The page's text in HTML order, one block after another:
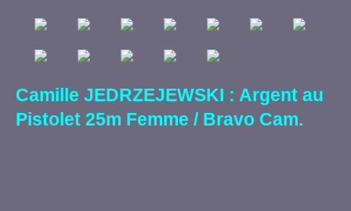
Camille JEDRZEJEWSKI : Argent au
Pistolet 25m Femme / Bravo Cam.